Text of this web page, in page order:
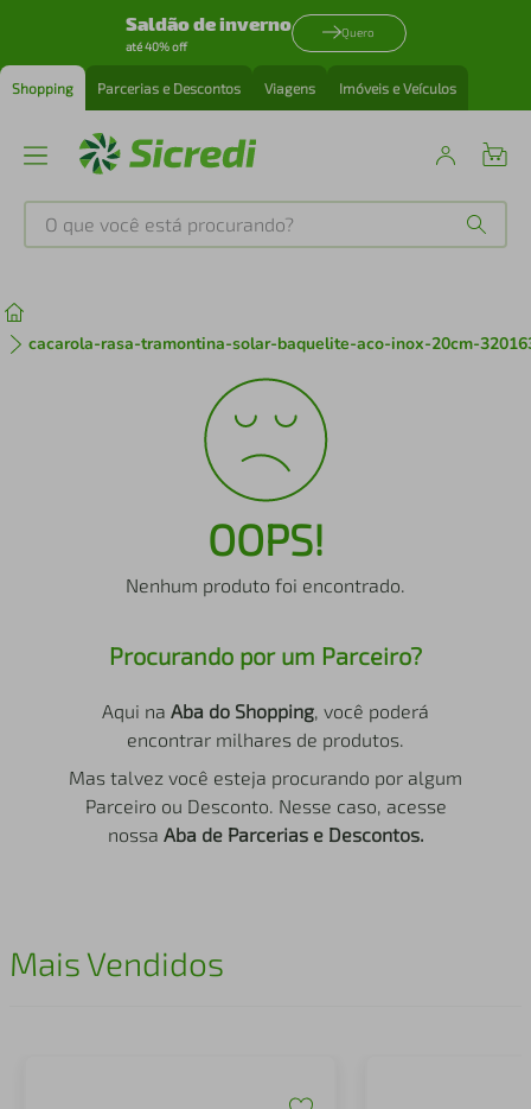
Saldão de inverno
até 40% off
Quero
Shopping Parcerias e Descontos Viagens Imóveis e Veículos
O que você está procurando?
cacarola-rasa-tramontina-solar-baquelite-aco-inox-20cm-
OOPS!
Nenhum produto foi encontrado.
Procurando por um Parceiro?
Aqui na Aba do Shopping, você poderá
encontrar milhares de produtos.
Mas talvez você esteja procurando por algum
Parceiro ou Desconto. Nesse caso, acesse
nossa Aba de Parcerias e Descontos.
Mais Vendidos
iphone